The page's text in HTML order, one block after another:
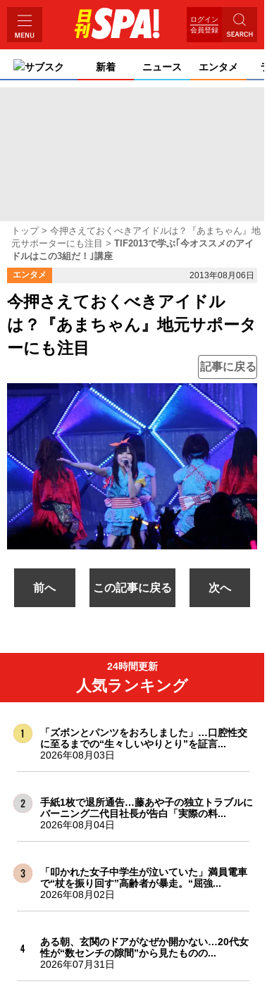
ログイン
会員登録
サブスク 新着 ニュース エンタメ
トップ
今押さえておくべきアイドルは？『あまちゃん』地
元サポーターにも注目
TIF2013で学ぶ｢今オススメのアイ
ドルはこの3組だ！｣講座
エンタメ 2013年08月06日
今押さえておくべきアイドル
は？『あまちゃん』地元サポータ
ーにも注目
記事に戻る
前へ この記事に戻る 次へ
24時間更新
人気ランキング
「ズボンとパンツをおろしました」…口腔性交
に至るまでの“生々しいやりとり”を証言...
2026年08月03日
手紙1枚で退所通告…藤あや子の独立トラブルに
バーニング二代目社長が告白「実際の料...
2026年08月04日
「叩かれた女子中学生が泣いていた」満員電車
で“杖を振り回す”高齢者が暴走。“屈強...
2026年08月02日
ある朝、玄関のドアがなぜか開かない…20代女
性が“数センチの隙間”から見たものの...
2026年07月31日